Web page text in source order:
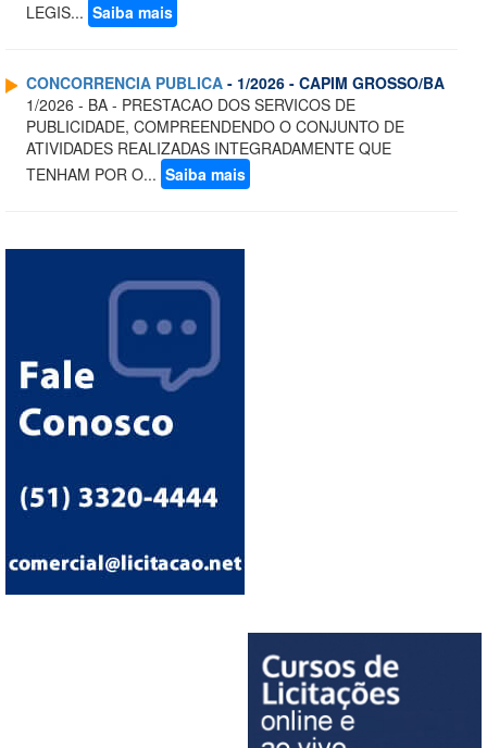
LEGIS... Saiba mais
CONCORRENCIA PUBLICA - 1/2026 - CAPIM GROSSO/BA
1/2026 - BA - PRESTACAO DOS SERVICOS DE
PUBLICIDADE, COMPREENDENDO O CONJUNTO DE
ATIVIDADES REALIZADAS INTEGRADAMENTE QUE
TENHAM POR O... Saiba mais